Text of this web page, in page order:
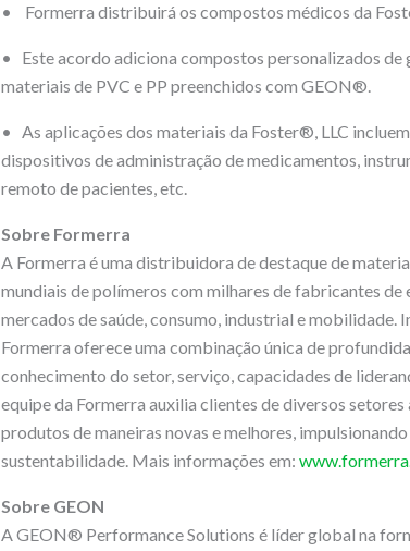
• Formerra distribuirá os compostos médicos da
• Este acordo adiciona compostos personalizados de
materiais de PVC e PP preenchidos com GEON®.
• As aplicações dos materiais da Foster®, LLC
dispositivos de administração de medicamentos,
remoto de pacientes, etc.
Sobre Formerra
A Formerra é uma distribuidora de destaque de
mundiais de polímeros com milhares de fabricantes
mercados de saúde, consumo, industrial e mobilidade.
Formerra oferece uma combinação única de
conhecimento do setor, serviço, capacidades de
equipe da Formerra auxilia clientes de diversos
produtos de maneiras novas e melhores,
sustentabilidade. Mais informações em:
Sobre GEON
A GEON® Performance Solutions é líder global na